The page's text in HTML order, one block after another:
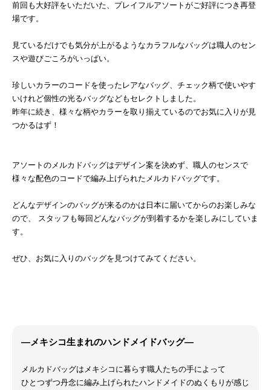
前回も大好評をいただいた、プレイフルアソートがご好評につき再登
場です。
見ているだけでも気分が上がるようなカラフルなバッグは職人のセン
スや遊びごころがいっぱい。
珍しいカラーのコードを使ったレアなバッグ、チェック柄で使いやす
いけれど個性の光るバッグなどもセレクトしました。
昨年に続き、様々な柄やカラーを取り揃えているのでお気に入りが見
つかるはず！
アソートのメルカドバッグはデザイン案を決めず、職人のセンスで
様々な配色のコードで編み上げられたメルカドバッグです。
どんなデザインのバッグが来るのかは日本に届いてからのお楽しみな
ので、 スタッフも毎回どんなバッグが到着するかを楽しみにしていま
す。
ぜひ、お気に入りのバッグを見つけてみてください。
―メキシコ生まれのハンドメイドバッグ―
メルカドバッグはメキシコに暮らす職人たちの手によって
ひとつずつ丹念に編み上げられたハンドメイドのぬくもりが感じ